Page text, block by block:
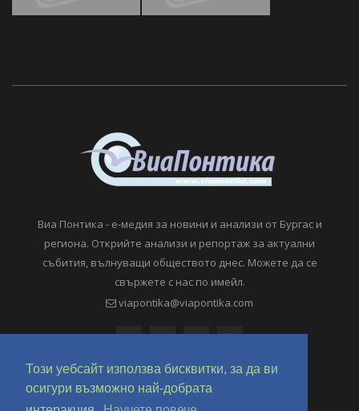
Този уебсайт използва бисквитки, за да ви
осигури възможно най-добрата
Виа Понтика - е-медия за новини и анализи от Бургас и
региона. Открийте анализи и репортаж за актуални
събития, вълнуващи обществото днес. Можете да се
свържете с нас по имейл.
viapontika@viapontika.com